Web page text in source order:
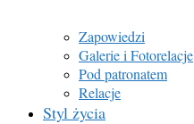
Zapowiedzi
Galerie i Fotorelacje
Pod patronatem
Relacje
Styl życia